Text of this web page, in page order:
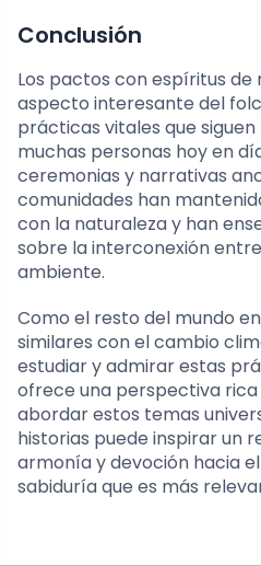
Conclusión
Los pactos con espíritus de
aspecto interesante del
prácticas vitales que
muchas personas hoy en
ceremonias y narrativas
comunidades han
con la naturaleza y han
sobre la interconexión
ambiente.
Como el resto del mundo
similares con el cambio
estudiar y admirar estas
ofrece una perspectiva
abordar estos temas
historias puede inspirar un
armonía y devoción hacia
sabiduría que es más